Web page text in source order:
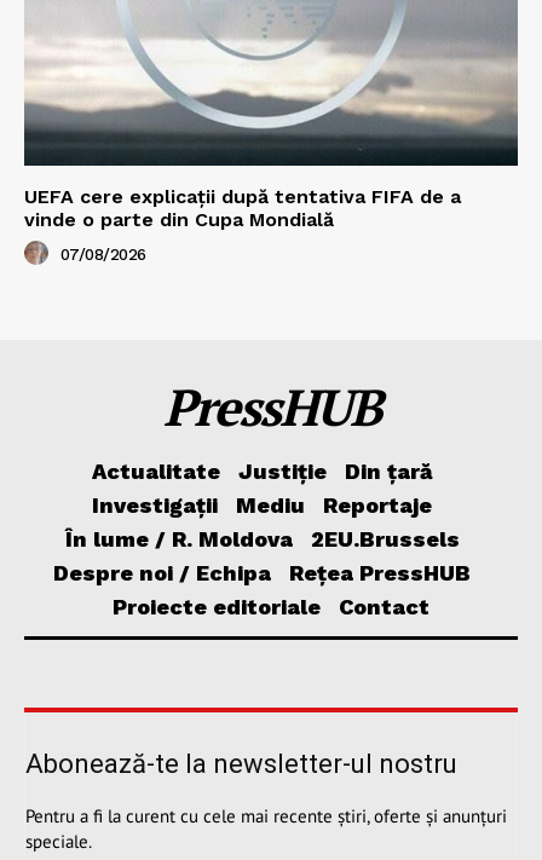
UEFA cere explicații după tentativa FIFA de a
vinde o parte din Cupa Mondială
07/08/2026
PressHUB
Actualitate Justiție
Din țară
Investigații
Mediu
Reportaje
În lume / R. Moldova
2EU.Brussels
Despre noi / Echipa
Rețea PressHUB
Proiecte editoriale
Contact
Abonează-te la newsletter-ul nostru
Pentru a fi la curent cu cele mai recente știri, oferte și anunțuri
speciale.